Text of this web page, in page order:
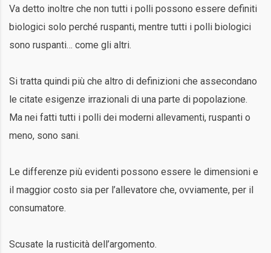
Va detto inoltre che non tutti i polli possono essere definiti
biologici solo perché ruspanti, mentre tutti i polli biologici
sono ruspanti… come gli altri.
Si tratta quindi più che altro di definizioni che assecondano
le citate esigenze irrazionali di una parte di popolazione.
Ma nei fatti tutti i polli dei moderni allevamenti, ruspanti o
meno, sono sani.
Le differenze più evidenti possono essere le dimensioni e
il maggior costo sia per l’allevatore che, ovviamente, per il
consumatore.
Scusate la rusticità dell’argomento.